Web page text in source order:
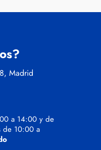
Madrid
a 14:00 y de
de 10:00 a